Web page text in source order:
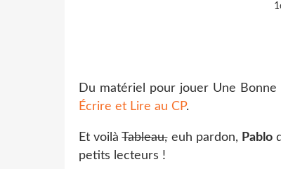
Du matériel pour jouer Une
Écrire et Lire au CP.
Et voilàTableau,euh pardon, Pablo
petits lecteurs !